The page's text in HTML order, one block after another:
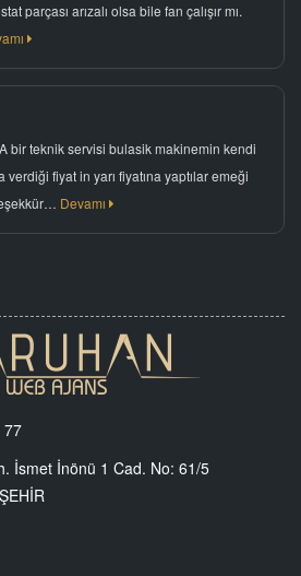
parçası arızalı olsa bile fan çalışır mı.
bir teknik servisi bulasik makinemin kendi
verdiği fiyat in yarı fiyatına yaptılar emeği
Devamı
77
İsmet İnönü 1 Cad. No: 61/5